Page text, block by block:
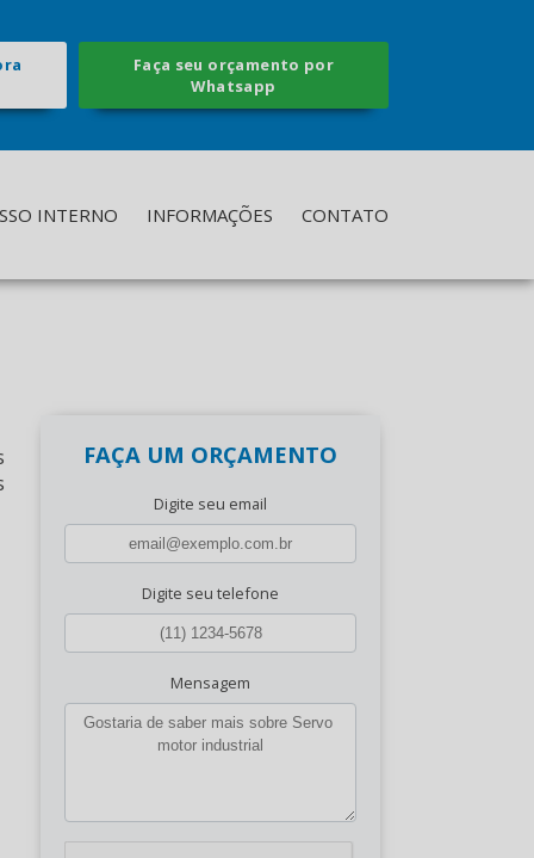
Faça seu orçamento por
Whatsapp
INTERNO INFORMAÇÕES CONTATO
FAÇA UM ORÇAMENTO
Digite seu email
Digite seu telefone
Mensagem